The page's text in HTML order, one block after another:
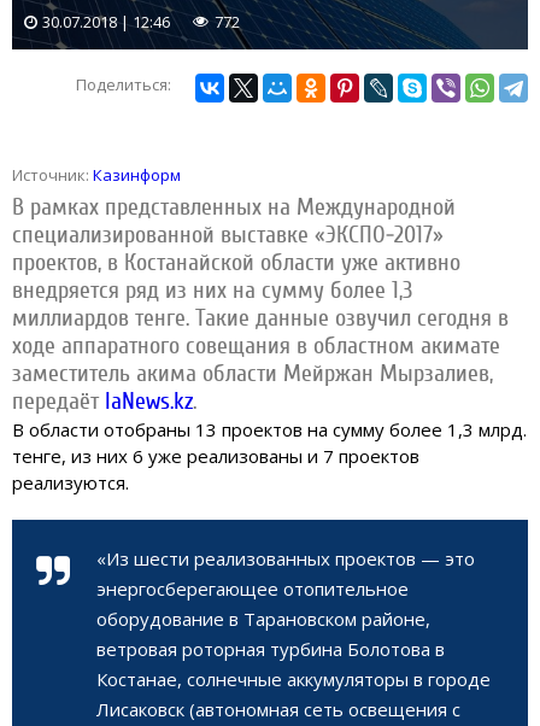
30.07.2018 | 12:46 772
Поделиться:
Источник: Казинформ
В рамках представленных на Международной
специализированной выставке «ЭКСПО-2017»
проектов, в Костанайской области уже активно
внедряется ряд из них на сумму более 1,3
миллиардов тенге. Такие данные озвучил сегодня в
ходе аппаратного совещания в областном акимате
заместитель акима области Мейржан Мырзалиев,
передаёт IaNews.kz.
В области отобраны 13 проектов на сумму более 1,3 млрд.
тенге, из них 6 уже реализованы и 7 проектов
реализуются.
«Из шести реализованных проектов — это
энергосберегающее отопительное
оборудование в Тарановском районе,
ветровая роторная турбина Болотова в
Костанае, солнечные аккумуляторы в городе
Лисаковск (автономная сеть освещения с